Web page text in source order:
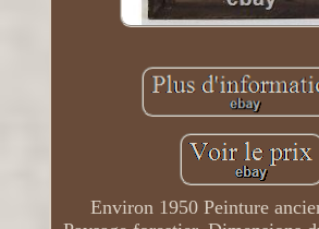
Environ 1950 Peinture